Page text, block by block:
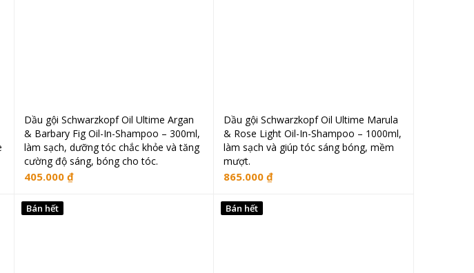
Đọc tiếp
Dầu gội Schwarzkopf Oil Ultime Argan
& Barbary Fig Oil-In-Shampoo – 300ml,
làm sạch, dưỡng tóc chắc khỏe và tăng
cường độ sáng, bóng cho tóc.
405.000 ₫
Đọc tiếp
Dầu gội Schwarzkopf Oil Ultime Marula
& Rose Light Oil-In-Shampoo – 1000ml,
làm sạch và giúp tóc sáng bóng, mềm
mượt.
865.000₫
Bán hết Bán hết